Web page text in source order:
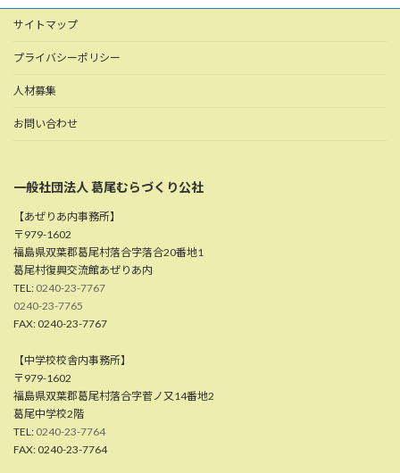
サイトマップ
プライバシーポリシー
人材募集
お問い合わせ
一般社団法人 葛尾むらづくり公社
【あぜりあ内事務所】
〒979-1602
福島県双葉郡葛尾村落合字落合20番地1
葛尾村復興交流館あぜりあ内
TEL: 0240-23-7767
0240-23-7765
FAX: 0240-23-7767
【中学校校舎内事務所】
〒979-1602
福島県双葉郡葛尾村落合字菅ノ又14番地2
葛尾中学校2階
TEL: 0240-23-7764
FAX: 0240-23-7764